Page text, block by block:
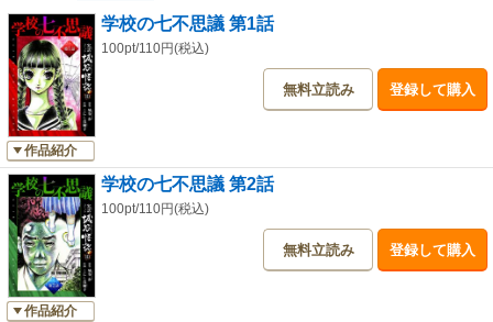
作品紹介
学校の七不思議 第1話
100pt/110円(税込)
無料立読み 登録して購入
作品紹介
学校の七不思議 第2話
100pt/110円(税込)
無料立読み 登録して購入